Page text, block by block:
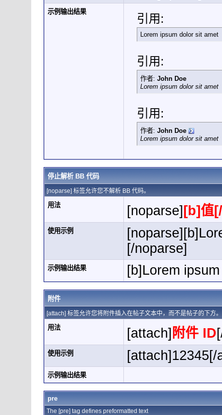
示例输出结果
引用:
Lorem ipsum dolor sit amet
引用:
作者: John Doe
Lorem ipsum dolor sit amet
引用:
作者: John Doe
Lorem ipsum dolor sit amet
停止解析 BB 代码
[noparse] 标签允许您不解析 BB 代码。
用法 [noparse] [b]值
使用示例
[/noparse]
示例输出结果 [b]Lorem
附件
[attach] 标签允许您将附件插入在帖子文本中，而不是帖子的下方
用法 [attach] 附件 ID
使用示例 [attach]12345[/
示例输出结果
pre
The [pre] tag defines preformatted text